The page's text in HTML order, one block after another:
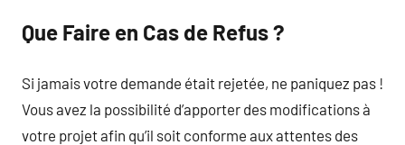
Que Faire en Cas de Refus ?
Si jamais votre demande était rejetée, ne paniquez pas !
Vous avez la possibilité d’apporter des modifications à
votre projet afin qu’il soit conforme aux attentes des